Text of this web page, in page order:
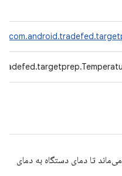
تا دمای دستگاه به دمای